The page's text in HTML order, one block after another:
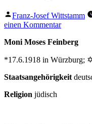
Veröffentlicht
von
Franz-Josef Wittstamm
einen Kommentarzu
Moses
Moni Moses Feinberg
*17.6.1918 in Würzburg;
Staatsangehörigkeit
Religion jüdisch